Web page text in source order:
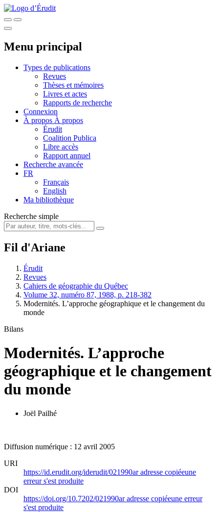
Menu principal
Types de publications
Revues
Thèses et mémoires
Livres et actes
Rapports de recherche
Connexion
À propos À propos
Érudit
Coalition Publica
Libre accès
Rapport annuel
Recherche avancée
FR
Français
English
Ma bibliothèque
Recherche simple
Fil d'Ariane
Érudit
Revues
Cahiers de géographie du Québec
Volume 32, numéro 87, 1988, p. 218-382
Modernités. L’approche géographique et le changement du
monde
Bilans
Modernités. L’approche
géographique et le changement
du monde
Joël Pailhé
Diffusion numérique : 12 avril 2005
URI
https://id.erudit.org/iderudit/021990aradresse copiéeune
erreur s'est produite
DOI
https://doi.org/10.7202/021990aradresse copiéeune erreur
s'est produite